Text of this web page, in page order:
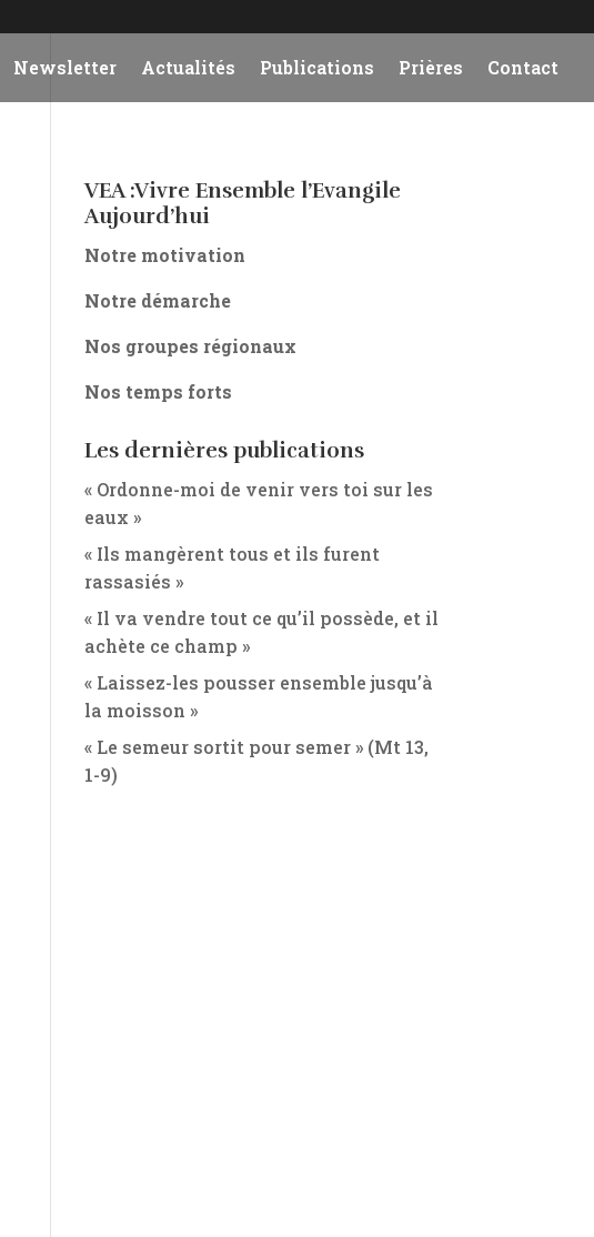
Newsletter Actualités Publications Prières Contact
VEA :Vivre Ensemble l’Evangile
Aujourd’hui
Notre motivation
Notre démarche
Nos groupes régionaux
Nos temps forts
Les dernières publications
« Ordonne-moi de venir vers toi sur les
eaux »
« Ils mangèrent tous et ils furent
rassasiés »
« Il va vendre tout ce qu’il possède, et il
achète ce champ »
« Laissez-les pousser ensemble jusqu’à
la moisson »
« Le semeur sortit pour semer » (Mt 13,
1-9)